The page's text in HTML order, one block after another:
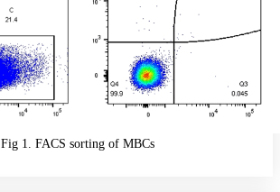
Fig 1. FACS sorting of MBCs